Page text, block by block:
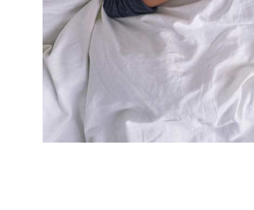
Een kleine greep
van Tempur